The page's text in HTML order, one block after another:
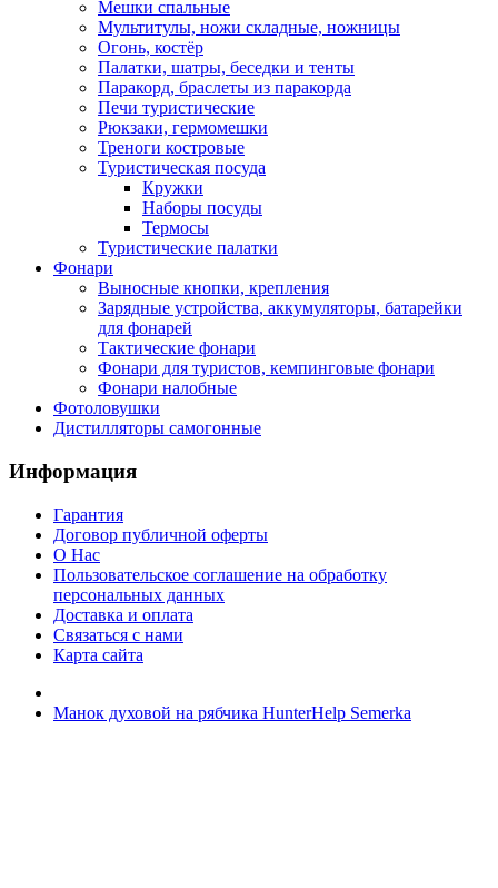
Мешки спальные
Мультитулы, ножи складные, ножницы
Огонь, костёр
Палатки, шатры, беседки и тенты
Паракорд, браслеты из паракорда
Печи туристические
Рюкзаки, гермомешки
Треноги костровые
Туристическая посуда
Кружки
Наборы посуды
Термосы
Туристические палатки
Фонари
Выносные кнопки, крепления
Зарядные устройства, аккумуляторы, батарейки
для фонарей
Тактические фонари
Фонари для туристов, кемпинговые фонари
Фонари налобные
Фотоловушки
Дистилляторы самогонные
Информация
Гарантия
Договор публичной оферты
О Нас
Пользовательское соглашение на обработку
персональных данных
Доставка и оплата
Связаться с нами
Карта сайта
Манок духовой на рябчика HunterHelp Semerka